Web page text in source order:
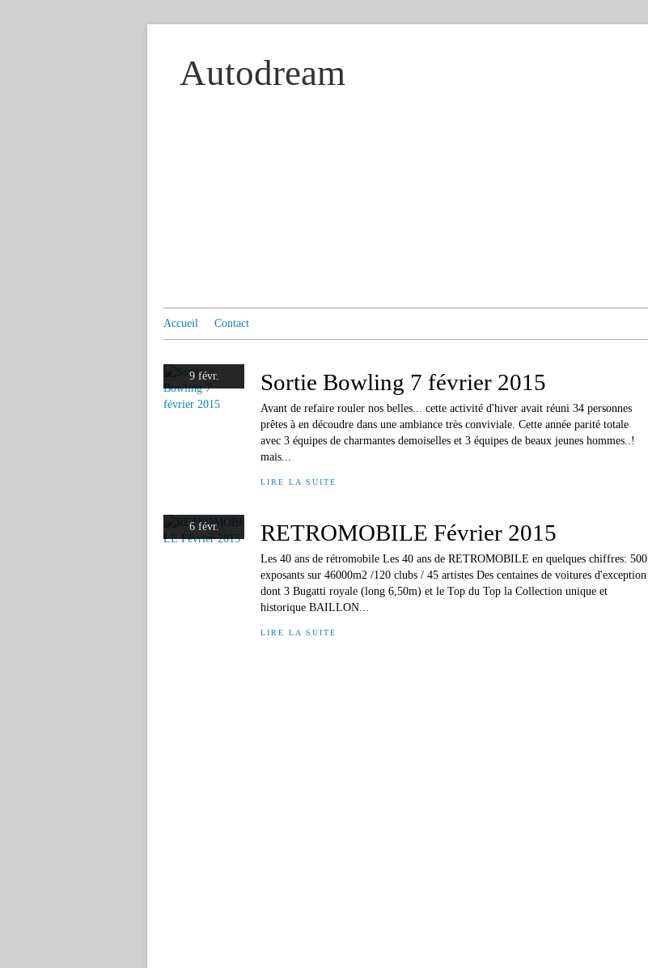
Autodream
Accueil Contact
9 févr. Sortie Bowling 7 février 2015
Avant de refaire rouler nos belles... cette activité d'hiver avait réuni 34 personnes
prêtes à en découdre dans une ambiance très conviviale. Cette année parité totale
avec 3 équipes de charmantes demoiselles et 3 équipes de beaux jeunes hommes..!
mais...
LIRE LA SUITE
6 févr. RETROMOBILE Février 2015
Les 40 ans de rétromobile Les 40 ans de RETROMOBILE en quelques chiffres: 500
exposants sur 46000m2 /120 clubs / 45 artistes Des centaines de voitures d'exception
dont 3 Bugatti royale (long 6,50m) et le Top du Top la Collection unique et
historique BAILLON...
LIRE LA SUITE